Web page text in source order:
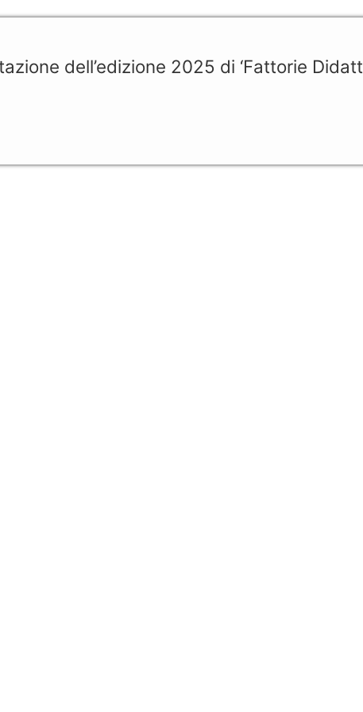
dell’edizione 2025 di ‘Fattorie